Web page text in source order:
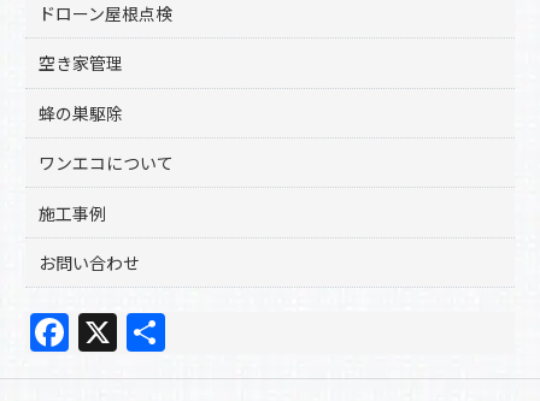
ドローン屋根点検
空き家管理
蜂の巣駆除
ワンエコについて
施工事例
お問い合わせ
F
a
X
有